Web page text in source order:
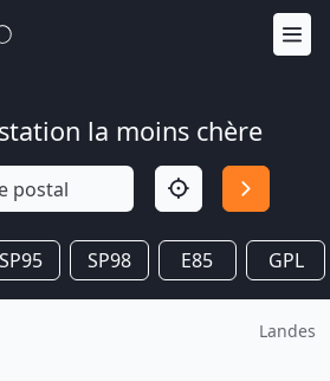
la moins chère
SP95 SP98 E85 GPL
Landes